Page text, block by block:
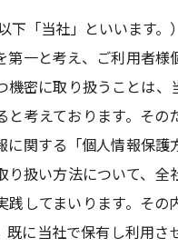
下「当社」といいます。
第一と考え、ご利用者様
機密に取り扱うことは、
と考えております。その
に関する「個人情報保護
り扱い方法について、全
践してまいります。その
既に当社で保有し利用さ
応募フォーム
ォーム
ICTトレーニ
久永マガジン
せアクセスお問い合わせ
トポリシー サイトマップ